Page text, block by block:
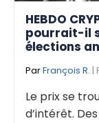
HEBDO
pourrait-il
élections
ParFrançois R. |
Le prix se
d’intérêt.